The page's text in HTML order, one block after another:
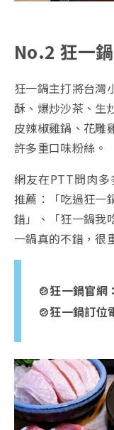
No.2 狂一鍋
狂一鍋主打將台灣
酥、爆炒沙茶、生
皮辣椒雞鍋、花雕
許多重口味粉絲。
網友在PTT問肉
推薦：「吃過狂一
錯」、「狂一鍋我
一鍋真的不錯，很
🍲狂一鍋官網
🍲狂一鍋訂位